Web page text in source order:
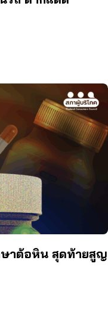
ษาต้อหิน สุดท้ายสูญ